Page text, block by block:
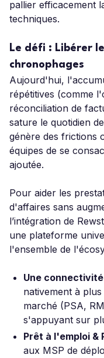
pallier efficacement
techniques.
Le défi : Libérer
chronophages
Aujourd'hui,
répétitives (comme
réconciliation de
sature le quotidien
génère des frictions
équipes de se
ajoutée.
Pour aider les
d'affaires sans
l’intégration de
une plateforme
l'ensemble de
Une
nativement à
marché (PSA,
s'appuyant sur
Prêt à l'emploi &
aux MSP de